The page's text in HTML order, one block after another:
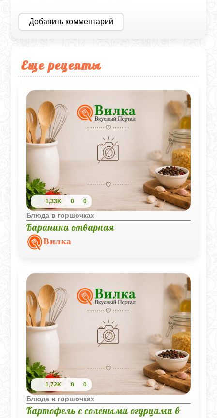
Добавить комментарий
Еще рецепты
1,33K 0 0
Блюда в горшочках
Баранина отварная
Вилка
1,72K 0 0
Блюда в горшочках
Картофель с солеными огурцами в